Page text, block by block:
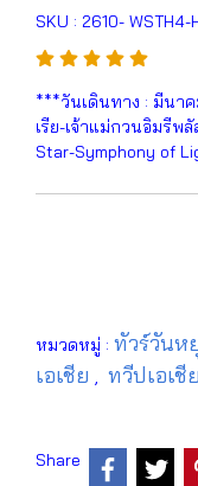
SKU : 2610- WSTH4-
***วันเดินทาง : มีนา
เรีย-เจ้าแม่กวนอิมรีพ
Star-Symphony of
หมวดหมู่ : ทัวร์วันห
เอเชีย , ทวีปเอเชีย
Share